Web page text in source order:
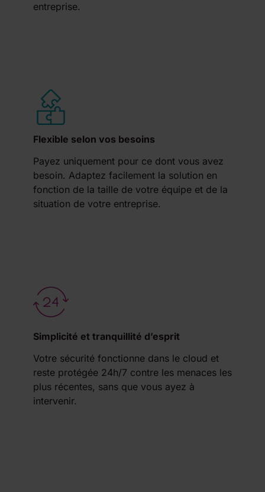
entreprise.
Flexible selon vos besoins
Payez uniquement pour ce dont vous avez
besoin. Adaptez facilement la solution en
fonction de la taille de votre équipe et de la
situation de votre entreprise.
Simplicité et tranquillité d’esprit
Votre sécurité fonctionne dans le cloud et
reste protégée 24h/7 contre les menaces les
plus récentes, sans que vous ayez à
intervenir.